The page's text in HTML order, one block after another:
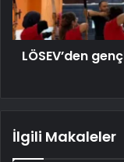
LÖSEV’den
İlgili Makaleler